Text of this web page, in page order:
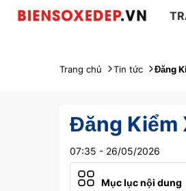
Trang chủ Tin tức Đăng
Đăng Kiểm
07:35 - 26/05/2026
Mục lục nội dung